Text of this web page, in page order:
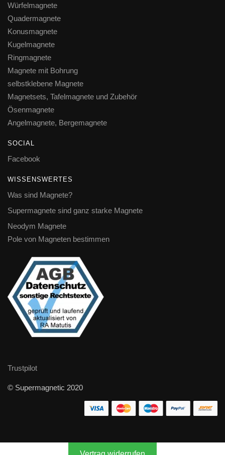
Würfelmagnete
Quadermagnete
Konusmagnete
Kugelmagnete
Ringmagnete
Magnete mit Bohrung
selbstklebene Magnete
Magnetsets, Tafelmagnete und Zubehör
Ösenmagnete
Angelmagnete, Bergemagnete
SOCIAL
Facebook
WISSENSWERTES
Was sind Magnete?
Supermagnete sind ganz starke Magnete
Neodym Magnete
Pole von Magneten bestimmen
Trustpilot
© Supermagnetic 2020